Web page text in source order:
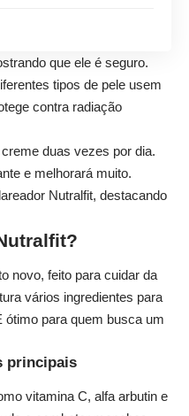
que ele é seguro.
tipos de pele usem
contra radiação
duas vezes por dia.
e melhorará muito.
Nutralfit, destacando
novo, feito para cuidar da
vários ingredientes para
ótimo para quem busca um
principais
vitamina C, alfa arbutin e